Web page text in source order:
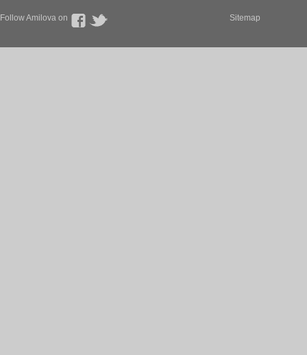
Follow Amilova on Sitemap